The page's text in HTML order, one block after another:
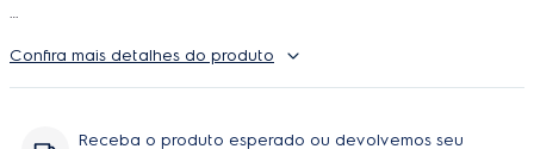
Testes realizados por um nutricionista, com isca de peixe
empanado (250g de tilápia) e duas formas de preparação:
AirFryer (usando 2g de azeite de oliva). O resultado mostrou
Confira mais detalhes do produto
Receba o produto esperado ou devolvemos seu